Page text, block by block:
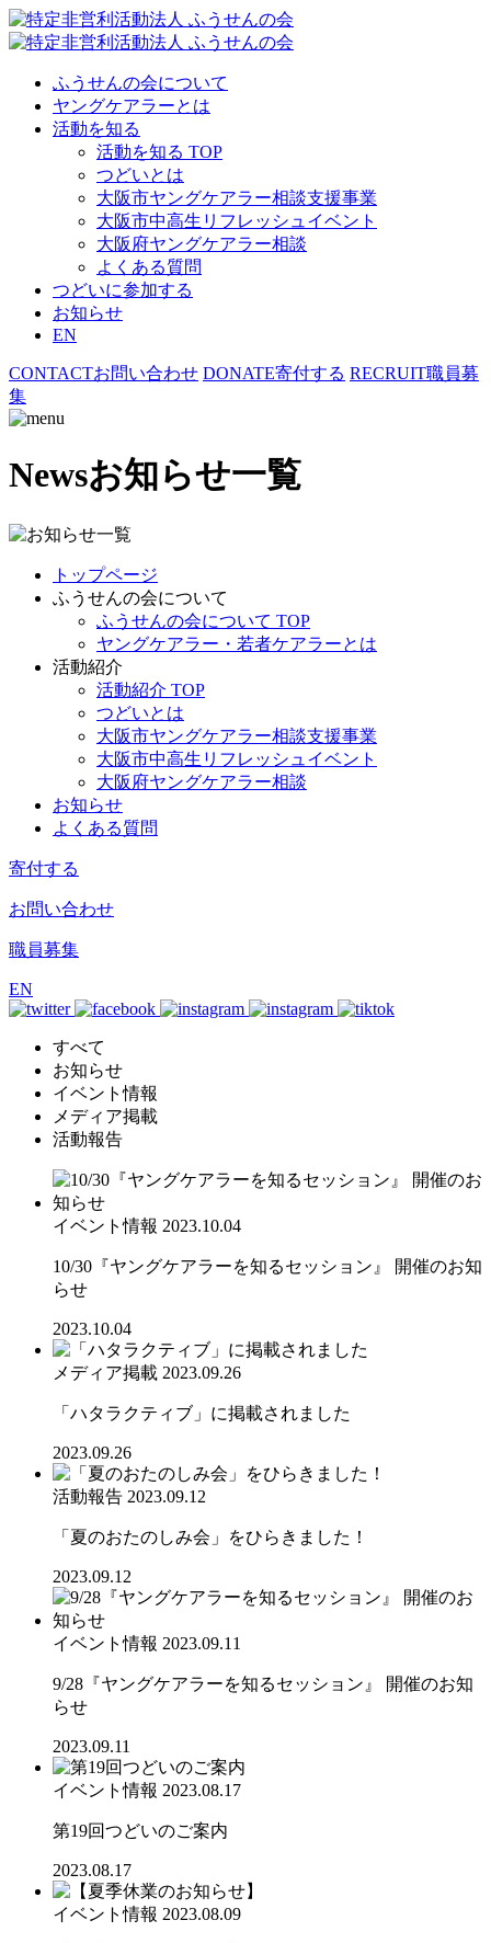
ふうせんの会について
ヤングケアラーとは
活動を知る
活動を知る TOP
つどいとは
大阪市ヤングケアラー相談支援事業
大阪市中高生リフレッシュイベント
大阪府ヤングケアラー相談
よくある質問
つどいに参加する
お知らせ
EN
CONTACTお問い合わせ DONATE寄付する RECRUIT職員募
集
Newsお知らせ一覧
トップページ
ふうせんの会について
ふうせんの会について TOP
ヤングケアラー・若者ケアラーとは
活動紹介
活動紹介 TOP
つどいとは
大阪市ヤングケアラー相談支援事業
大阪市中高生リフレッシュイベント
大阪府ヤングケアラー相談
お知らせ
よくある質問
寄付する
お問い合わせ
職員募集
EN
すべて
お知らせ
イベント情報
メディア掲載
活動報告
イベント情報 2023.10.04
10/30『ヤングケアラーを知るセッション』 開催のお知
らせ
2023.10.04
メディア掲載 2023.09.26
「ハタラクティブ」に掲載されました
2023.09.26
活動報告 2023.09.12
「夏のおたのしみ会」をひらきました！
2023.09.12
イベント情報 2023.09.11
9/28『ヤングケアラーを知るセッション』 開催のお知
らせ
2023.09.11
イベント情報 2023.08.17
第19回つどいのご案内
2023.08.17
イベント情報 2023.08.09